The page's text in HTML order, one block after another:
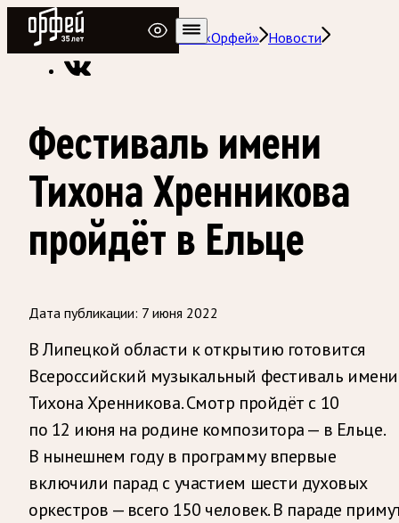
Радио Орфей
Радио классической музыки «Орфей» Новости
Фестиваль имени
Тихона Хренникова
пройдёт в Ельце
Дата публикации: 7 июня 2022
В Липецкой области к открытию готовится
Всероссийский музыкальный фестиваль имени
Тихона Хренникова. Смотр пройдёт с 10
по 12 июня на родине композитора — в Ельце.
В нынешнем году в программу впервые
включили парад с участием шести духовых
оркестров — всего 150 человек. В параде